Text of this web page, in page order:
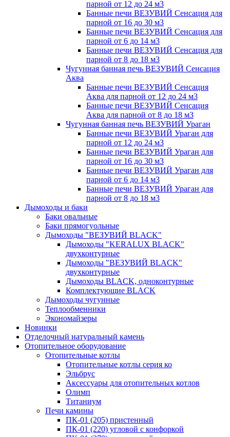
парной от 12 до 24 м3
Банные печи ВЕЗУВИЙ Сенсация для
парной от 16 до 30 м3
Банные печи ВЕЗУВИЙ Сенсация для
парной от 6 до 14 м3
Банные печи ВЕЗУВИЙ Сенсация для
парной от 8 до 18 м3
Чугунная банная печь ВЕЗУВИЙ Сенсация
Аква
Банные печи ВЕЗУВИЙ Сенсация
Аква для парной от 12 до 24 м3
Банные печи ВЕЗУВИЙ Сенсация
Аква для парной от 8 до 18 м3
Чугунная банная печь ВЕЗУВИЙ Ураган
Банные печи ВЕЗУВИЙ Ураган для
парной от 12 до 24 м3
Банные печи ВЕЗУВИЙ Ураган для
парной от 16 до 30 м3
Банные печи ВЕЗУВИЙ Ураган для
парной от 6 до 14 м3
Банные печи ВЕЗУВИЙ Ураган для
парной от 8 до 18 м3
Дымоходы и баки
Баки овальные
Баки прямогуольные
Дымоходы "ВЕЗУВИЙ BLACK"
Дымоходы "KERALUX BLACK"
двухконтурные
Дымоходы "ВЕЗУВИЙ BLACK"
двухконтурные
Дымоходы BLACK, одноконтурные
Комплектующие BLACK
Дымоходы чугунные
Теплообменники
Экономайзеры
Новинки
Отделочный натуральный камень
Отопительное оборудование
Отопительные котлы
Отопительные котлы серия ко
Эльбрус
Аксессуары для отопительных котлов
Олимп
Титаниум
Печи камины
ПК-01 (205) пристенный
ПК-01 (220) угловой с конфоркой